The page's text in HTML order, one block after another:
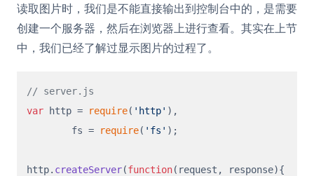
读取图片时，我们是不能直接输出到控制台中的，是需要
创建一个服务器，然后在浏览器上进行查看。其实在上节
中，我们已经了解过显示图片的过程了。
// server.js
var http = require( 'http' ),
	fs =
require( 'fs' );
http. createServer(function( request, response){